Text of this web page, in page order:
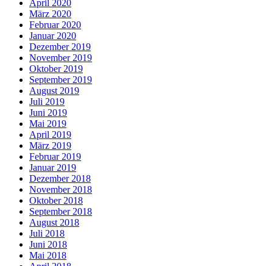
April 2020
März 2020
Februar 2020
Januar 2020
Dezember 2019
November 2019
Oktober 2019
September 2019
August 2019
Juli 2019
Juni 2019
Mai 2019
April 2019
März 2019
Februar 2019
Januar 2019
Dezember 2018
November 2018
Oktober 2018
September 2018
August 2018
Juli 2018
Juni 2018
Mai 2018